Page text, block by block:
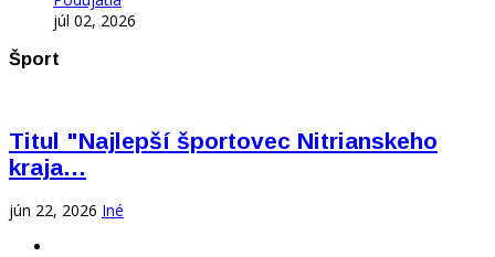
júl 02, 2026
Šport
Titul "Najlepší športovec Nitrianskeho
kraja…
jún 22, 2026 Iné